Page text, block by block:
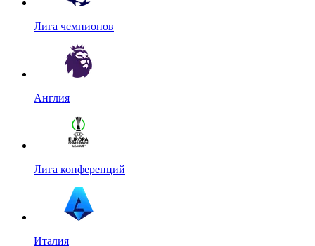
Лига чемпионов
Англия
Лига конференций
Италия